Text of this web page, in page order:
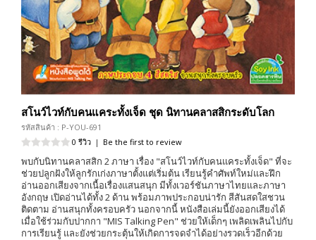
สโนว์ไวท์กับคนแคระทั้งเจ็ด ชุด นิทานคลาสสิกระดับโลก
รหัสสินค้า : P-YOU-691
0 รีวิว | Be the first to review
พบกับนิทานคลาสสิก 2 ภาษา เรื่อง "สโนว์ไวท์กับคนแคระทั้งเจ็ด" ที่จะ
ช่วยปลูกฝังให้ลูกรักเก่งภาษาตั้งแต่เริ่มต้น เรียนรู้คำศัพท์ใหม่และฝึก
อ่านออกเสียงจากเนื้อเรื่องแสนสนุก มีทั้งเวอร์ชันภาษาไทยและภาษา
อังกฤษ เปิดอ่านได้ทั้ง 2 ด้าน พร้อมภาพประกอบน่ารัก สีสันสดใสชวน
ติดตาม อ่านสนุกทั้งครอบครัว นอกจากนี้ หนังสือเล่มนี้ยังออกเสียงได้
เมื่อใช้ร่วมกับปากกา "MIS Talking Pen" ช่วยให้เด็กๆ เพลิดเพลินไปกับ
การเรียนรู้ และยังช่วยกระตุ้นให้เกิดการจดจำได้อย่างรวดเร็วอีกด้วย